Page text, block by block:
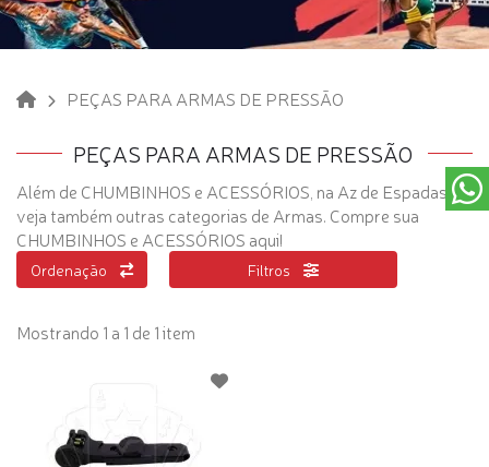
PEÇAS PARA ARMAS DE PRESSÃO
PEÇAS PARA ARMAS DE PRESSÃO
Além de CHUMBINHOS e ACESSÓRIOS, na Az de Espadas
veja também outras categorias de Armas. Compre sua
CHUMBINHOS e ACESSÓRIOS aqui!
Ordenação Filtros
Mostrando 1 a 1 de 1 item